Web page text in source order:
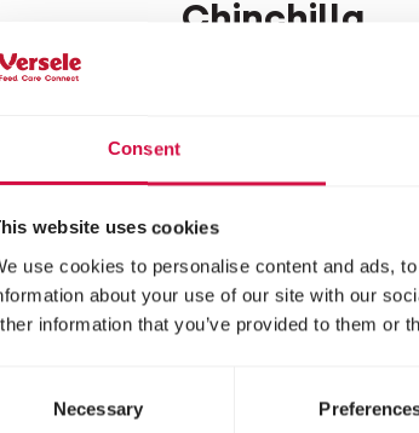
Consent
website uses cookies
use cookies to personalise content and ads,
about your use of our site with our
information that you’ve provided to them or
Necessary
Chinchilla